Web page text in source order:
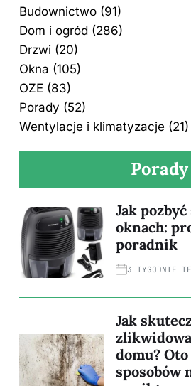
Budownictwo (91)
Dom i ogród (286)
Drzwi (20)
Okna (105)
OZE (83)
Porady (52)
Wentylacje i klimatyzacje (21)
Porady
Jak
oknach:
poradnik
3 TYGODNIE
Jak
domu?
sposobów